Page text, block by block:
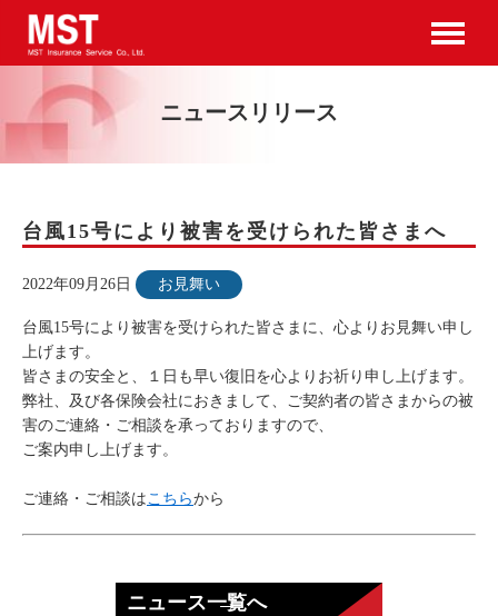
ニュースリリース
台風15号により被害を受けられた皆さまへ
2022年09月26日 お見舞い
台風15号により被害を受けられた皆さまに、心よりお見舞い申し
上げます。
皆さまの安全と、１日も早い復旧を心よりお祈り申し上げます。
弊社、及び各保険会社におきまして、ご契約者の皆さまからの被
害のご連絡・ご相談を承っておりますので、
ご案内申し上げます。
ご連絡・ご相談はこちらから
ニュース一覧へ